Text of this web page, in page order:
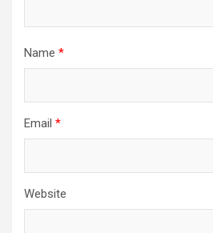
Name *
Email *
Website